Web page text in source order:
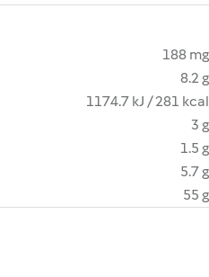
188 mg
8.2 g
1174.7 kJ / 281 kcal
3 g
1.5 g
5.7 g
55 g